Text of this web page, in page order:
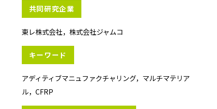
共同研究企業
東レ株式会社，株式会社ジャムコ
キーワード
アディティブマニュファクチャリング，マルチマテリア
ル，CFRP